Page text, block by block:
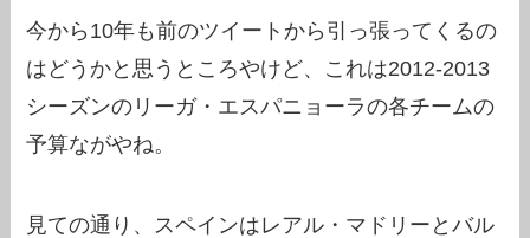
今から10年も前のツイートから引っ張ってくるの
はどうかと思うところやけど、これは2012-2013
シーズンのリーガ・エスパニョーラの各チームの
予算ながやね。
見ての通り、スペインはレアル・マドリーとバル